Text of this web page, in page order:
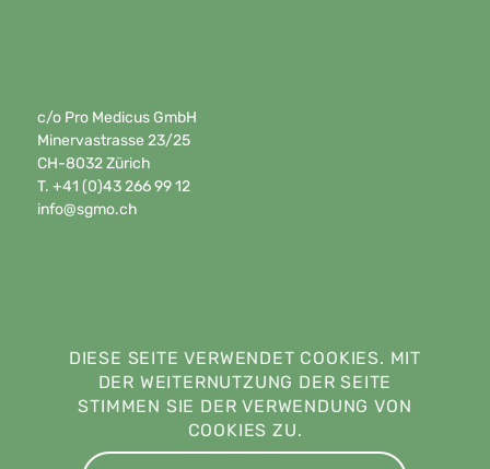
c/o Pro Medicus GmbH
Minervastrasse 23/25
CH-8032 Zürich
T. +41 (0)43 266 99 12
info@sgmo.ch
DIESE SEITE VERWENDET COOKIES. MIT
DER WEITERNUTZUNG DER SEITE
STIMMEN SIE DER VERWENDUNG VON
COOKIES ZU.